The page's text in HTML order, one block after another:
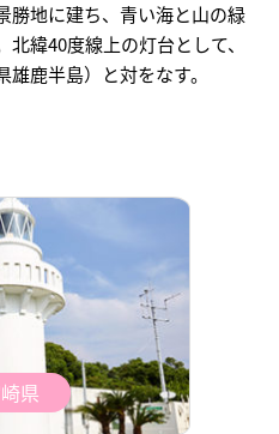
勝地に建ち、青い海と山の緑
緯40度線上の灯台として、
鹿半島）と対をなす。
県